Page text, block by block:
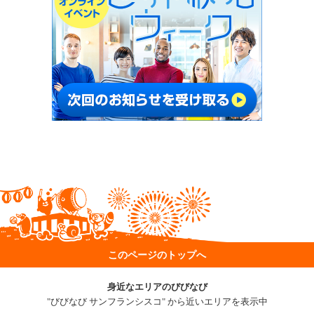
このページのトップへ
身近なエリアのびびなび
"びびなび サンフランシスコ" から近いエリアを表示中